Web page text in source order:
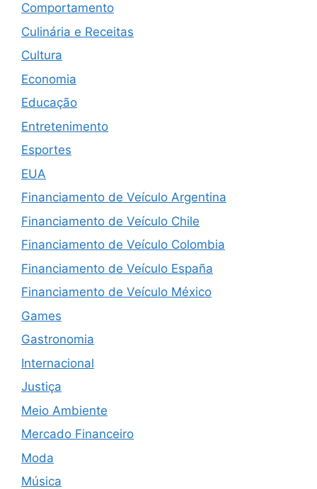
Comportamento
Culinária e Receitas
Cultura
Economia
Educação
Entretenimento
Esportes
EUA
Financiamento de Veículo Argentina
Financiamento de Veículo Chile
Financiamento de Veículo Colombia
Financiamento de Veículo España
Financiamento de Veículo México
Games
Gastronomia
Internacional
Justiça
Meio Ambiente
Mercado Financeiro
Moda
Música